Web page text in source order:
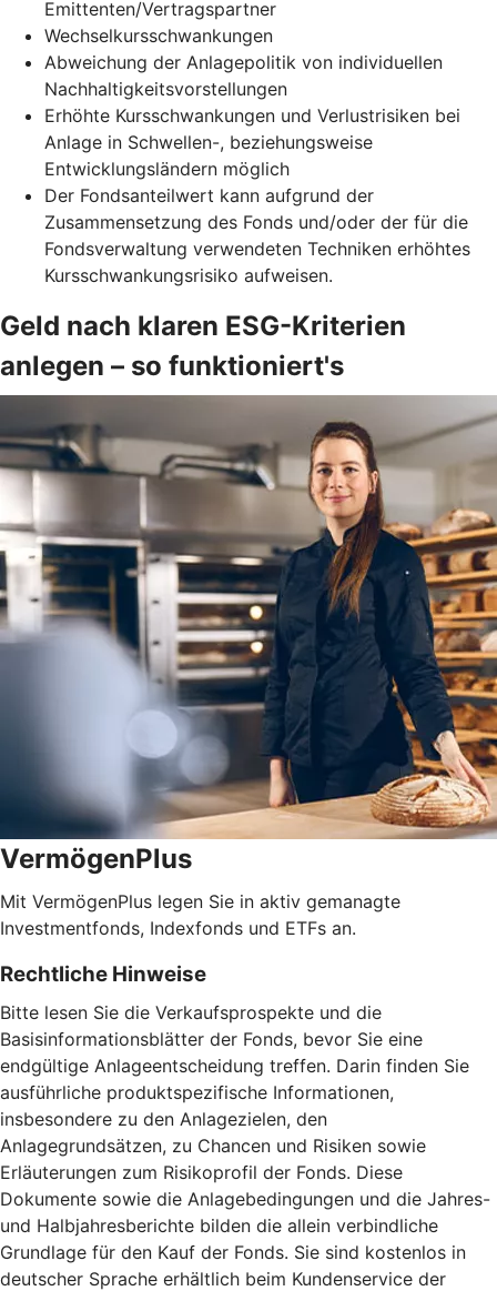
Emittenten/Vertragspartner
Wechselkursschwankungen
Abweichung der Anlagepolitik von individuellen
Nachhaltigkeitsvorstellungen
Erhöhte Kursschwankungen und Verlustrisiken bei
Anlage in Schwellen-, beziehungsweise
Entwicklungsländern möglich
Der Fondsanteilwert kann aufgrund der
Zusammensetzung des Fonds und/oder der für die
Fondsverwaltung verwendeten Techniken erhöhtes
Kursschwankungsrisiko aufweisen.
Geld nach klaren ESG-Kriterien
anlegen – so funktioniert's
VermögenPlus
Mit VermögenPlus legen Sie in aktiv gemanagte
Investmentfonds, Indexfonds und ETFs an.
Rechtliche Hinweise
Bitte lesen Sie die Verkaufsprospekte und die
Basisinformationsblätter der Fonds, bevor Sie eine
endgültige Anlageentscheidung treffen. Darin finden Sie
ausführliche produktspezifische Informationen,
insbesondere zu den Anlagezielen, den
Anlagegrundsätzen, zu Chancen und Risiken sowie
Erläuterungen zum Risikoprofil der Fonds. Diese
Dokumente sowie die Anlagebedingungen und die Jahres-
und Halbjahresberichte bilden die allein verbindliche
Grundlage für den Kauf der Fonds. Sie sind kostenlos in
deutscher Sprache erhältlich beim Kundenservice der